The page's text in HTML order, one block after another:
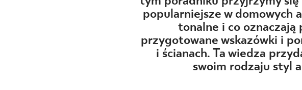
DLA
popularniejsze w domowych
tonalne i co oznaczają
przygotowane wskazówki i
i ścianach. Ta wiedza
swoim rodzaju styl